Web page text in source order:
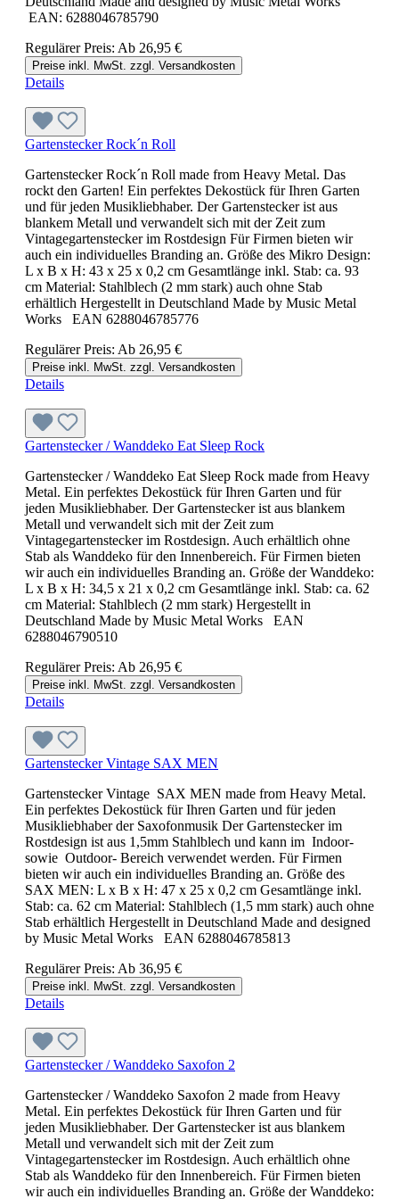
EAN: 6288046785790
Regulärer Preis: Ab 26,95 €
Preise inkl. MwSt. zzgl. Versandkosten
Details
Gartenstecker Rock´n Roll
Gartenstecker Rock´n Roll made from Heavy Metal. Das
rockt den Garten! Ein perfektes Dekostück für Ihren Garten
und für jeden Musikliebhaber. Der Gartenstecker ist aus
blankem Metall und verwandelt sich mit der Zeit zum
Vintagegartenstecker im Rostdesign Für Firmen bieten wir
auch ein individuelles Branding an. Größe des Mikro Design:
L x B x H: 43 x 25 x 0,2 cm Gesamtlänge inkl. Stab: ca. 93
cm Material: Stahlblech (2 mm stark) auch ohne Stab
erhältlich Hergestellt in Deutschland Made by Music Metal
Works EAN 6288046785776
Regulärer Preis: Ab 26,95 €
Preise inkl. MwSt. zzgl. Versandkosten
Details
Gartenstecker / Wanddeko Eat Sleep Rock
Gartenstecker / Wanddeko Eat Sleep Rock made from Heavy
Metal. Ein perfektes Dekostück für Ihren Garten und für
jeden Musikliebhaber. Der Gartenstecker ist aus blankem
Metall und verwandelt sich mit der Zeit zum
Vintagegartenstecker im Rostdesign. Auch erhältlich ohne
Stab als Wanddeko für den Innenbereich. Für Firmen bieten
wir auch ein individuelles Branding an. Größe der Wanddeko:
L x B x H: 34,5 x 21 x 0,2 cm Gesamtlänge inkl. Stab: ca. 62
cm Material: Stahlblech (2 mm stark) Hergestellt in
Deutschland Made by Music Metal Works EAN
6288046790510
Regulärer Preis: Ab 26,95 €
Preise inkl. MwSt. zzgl. Versandkosten
Details
Gartenstecker Vintage SAX MEN
Gartenstecker Vintage SAX MEN made from Heavy Metal.
Ein perfektes Dekostück für Ihren Garten und für jeden
Musikliebhaber der Saxofonmusik Der Gartenstecker im
Rostdesign ist aus 1,5mm Stahlblech und kann im Indoor-
sowie Outdoor- Bereich verwendet werden. Für Firmen
bieten wir auch ein individuelles Branding an. Größe des
SAX MEN: L x B x H: 47 x 25 x 0,2 cm Gesamtlänge inkl.
Stab: ca. 62 cm Material: Stahlblech (1,5 mm stark) auch ohne
Stab erhältlich Hergestellt in Deutschland Made and designed
by Music Metal Works EAN 6288046785813
Regulärer Preis: Ab 36,95 €
Preise inkl. MwSt. zzgl. Versandkosten
Details
Gartenstecker / Wanddeko Saxofon 2
Gartenstecker / Wanddeko Saxofon 2 made from Heavy
Metal. Ein perfektes Dekostück für Ihren Garten und für
jeden Musikliebhaber. Der Gartenstecker ist aus blankem
Metall und verwandelt sich mit der Zeit zum
Vintagegartenstecker im Rostdesign. Auch erhältlich ohne
Stab als Wanddeko für den Innenbereich. Für Firmen bieten
wir auch ein individuelles Branding an. Größe der Wanddeko: